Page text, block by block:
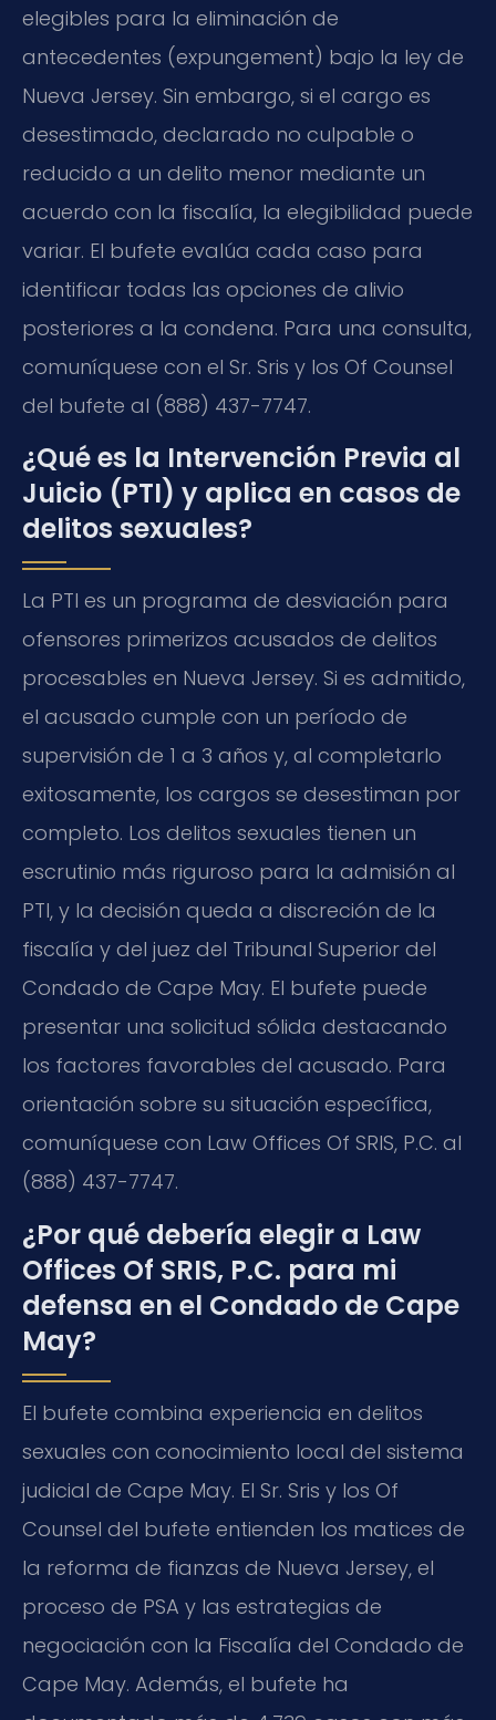
elegibles para la eliminación de
antecedentes (expungement) bajo la ley de
Nueva Jersey. Sin embargo, si el cargo es
desestimado, declarado no culpable o
reducido a un delito menor mediante un
acuerdo con la fiscalía, la elegibilidad puede
variar. El bufete evalúa cada caso para
identificar todas las opciones de alivio
posteriores a la condena. Para una consulta,
comuníquese con el Sr. Sris y los Of Counsel
del bufete al (888) 437-7747.
¿Qué es la Intervención Previa al
Juicio (PTI) y aplica en casos de
delitos sexuales?
La PTI es un programa de desviación para
ofensores primerizos acusados de delitos
procesables en Nueva Jersey. Si es admitido,
el acusado cumple con un período de
supervisión de 1 a 3 años y, al completarlo
exitosamente, los cargos se desestiman por
completo. Los delitos sexuales tienen un
escrutinio más riguroso para la admisión al
PTI, y la decisión queda a discreción de la
fiscalía y del juez del Tribunal Superior del
Condado de Cape May. El bufete puede
presentar una solicitud sólida destacando
los factores favorables del acusado. Para
orientación sobre su situación específica,
comuníquese con Law Offices Of SRIS, P.C. al
(888) 437-7747.
¿Por qué debería elegir a Law
Offices Of SRIS, P.C. para mi
defensa en el Condado de Cape
May?
El bufete combina experiencia en delitos
sexuales con conocimiento local del sistema
judicial de Cape May. El Sr. Sris y los Of
Counsel del bufete entienden los matices de
la reforma de fianzas de Nueva Jersey, el
proceso de PSA y las estrategias de
negociación con la Fiscalía del Condado de
Cape May. Además, el bufete ha